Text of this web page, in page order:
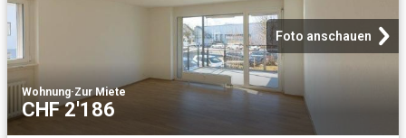
Foto anschauen
Wohnung·Zur Miete
CHF 2'186